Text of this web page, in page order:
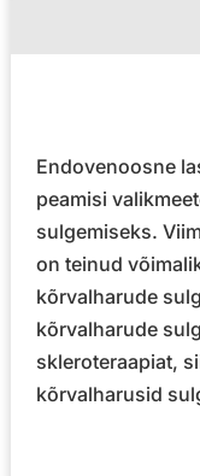
Endovenoosne
peamisi
sulgemiseks.
on teinud
kõrvalharude
kõrvalharude
skleroteraapiat,
kõrvalharusid